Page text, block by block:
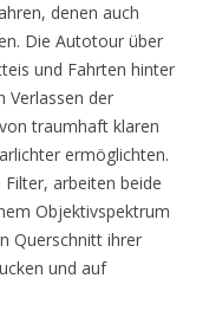
denen auch
Die Autotour über
und Fahrten hinter
Verlassen der
traumhaft klaren
ermöglichten.
arbeiten beide
Objektivspektrum
Querschnitt ihrer
und auf